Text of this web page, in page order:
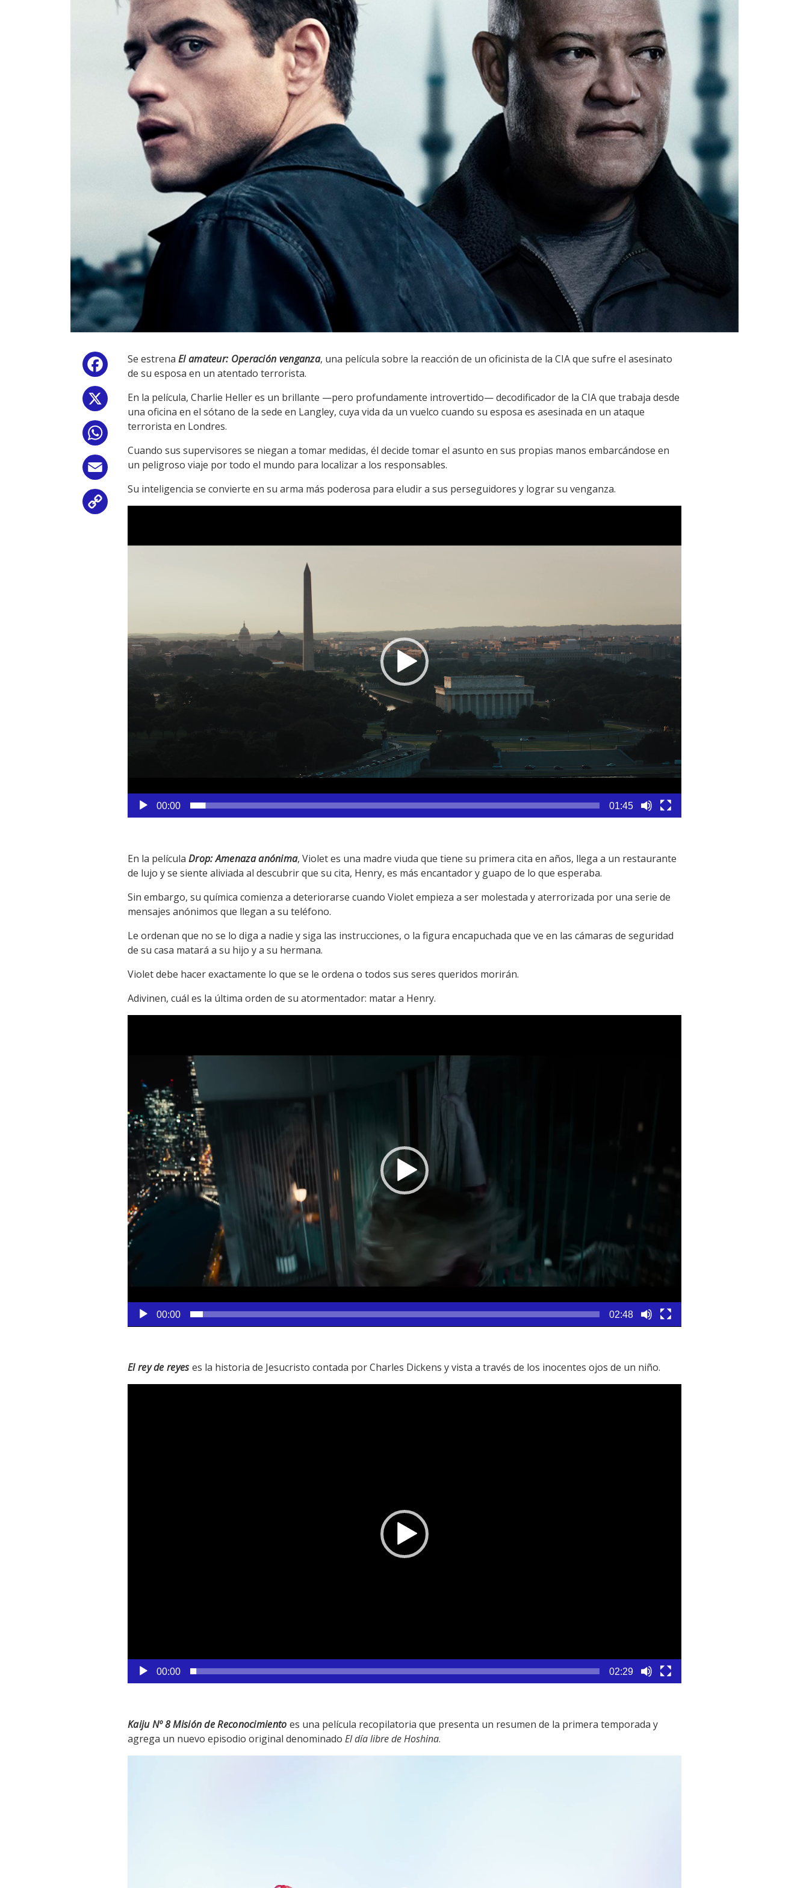
Facebook
Email
Copy
Se estrena El amateur: Operación venganza, una película sobre la reacción de un oficinista de la CIA que sufre el asesinato
de su esposa en un atentado terrorista.
En la película, Charlie Heller es un brillante —pero profundamente introvertido— decodificador de la CIA que trabaja desde
una oficina en el sótano de la sede en Langley, cuya vida da un vuelco cuando su esposa es asesinada en un ataque
terrorista en Londres.
Cuando sus supervisores se niegan a tomar medidas, él decide tomar el asunto en sus propias manos embarcándose en
un peligroso viaje por todo el mundo para localizar a los responsables.
Su inteligencia se convierte en su arma más poderosa para eludir a sus perseguidores y lograr su venganza.
00:00 01:45
En la película Drop: Amenaza anónima, Violet es una madre viuda que tiene su primera cita en años, llega a un restaurante
de lujo y se siente aliviada al descubrir que su cita, Henry, es más encantador y guapo de lo que esperaba.
Sin embargo, su química comienza a deteriorarse cuando Violet empieza a ser molestada y aterrorizada por una serie de
mensajes anónimos que llegan a su teléfono.
Le ordenan que no se lo diga a nadie y siga las instrucciones, o la figura encapuchada que ve en las cámaras de seguridad
de su casa matará a su hijo y a su hermana.
Violet debe hacer exactamente lo que se le ordena o todos sus seres queridos morirán.
Adivinen, cuál es la última orden de su atormentador: matar a Henry.
00:00 02:48
El rey de reyes es la historia de Jesucristo contada por Charles Dickens y vista a través de los inocentes ojos de un niño.
00:00 02:29
Kaiju Nº 8 Misión de Reconocimiento es una película recopilatoria que presenta un resumen de la primera temporada y
agrega un nuevo episodio original denominado El día libre de Hoshina.